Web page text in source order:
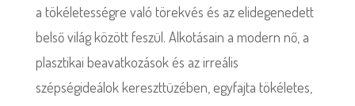
a tökéletességre való törekvés és az elidegenedett
belső világ között feszül. Alkotásain a modern nő, a
plasztikai beavatkozások és az irreális
szépségideálok kereszttüzében, egyfajta tökéletes,